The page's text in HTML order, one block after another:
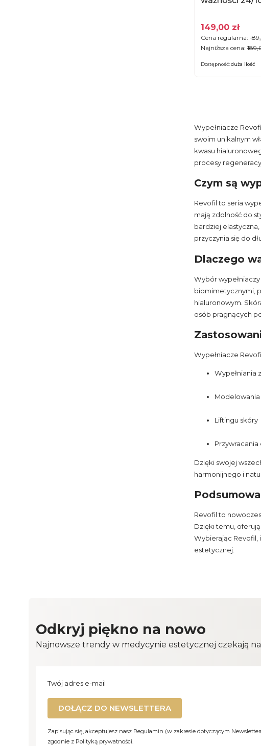
149,00 zł
Cena regularna:
Najniższa cena:
Dostępność:duża ilość
Wypełniacze
swoim unikalnym
kwasu
procesy
Czym są
Revofil to seria
mają zdolność do
bardziej
przyczynia się do
Dlaczego
Wybór
biomimetycznymi,
hialuronowym.
osób pragnących
Wypełniacze
Wypełniania
Liftingu skóry
Dzięki swojej
harmonijnego i
Revofil to
Dzięki temu,
Wybierając Revofil,
estetycznej.
Odkryj piękno na nowo
Najnowsze trendy w medycynie estetycznej czekają na
Twój adres e-mail
DOŁĄCZ DO NEWSLETTERA
Zapisując się, akceptujesz nasz Regulamin (w zakresie dotyczącym
zgodnie z Polityką prywatności.